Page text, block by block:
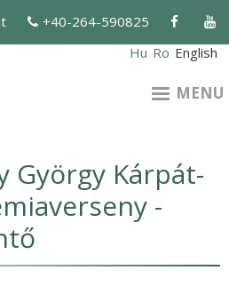
+40-264-590825
Hu Ro English
MENU
György Kárpát-
-